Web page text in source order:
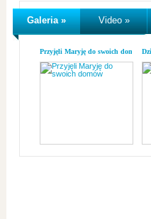
Galeria » Video »
Przyjęli Maryję do swoich domów